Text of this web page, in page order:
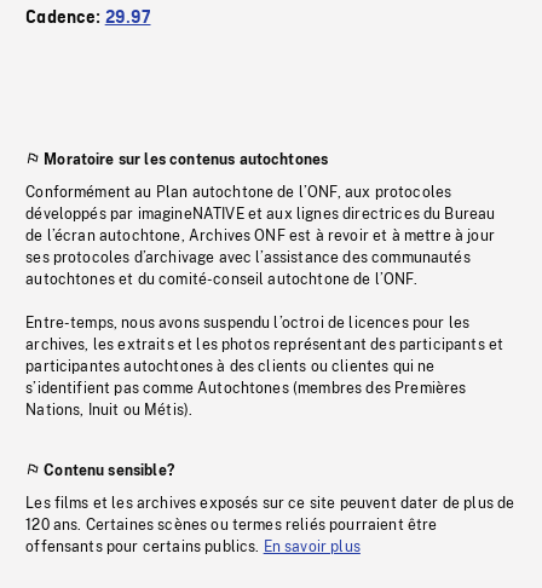
Cadence: 29.97
Moratoire sur les contenus autochtones
Conformément au Plan autochtone de l’ONF, aux protocoles
développés par imagineNATIVE et aux lignes directrices du Bureau
de l’écran autochtone, Archives ONF est à revoir et à mettre à jour
ses protocoles d’archivage avec l’assistance des communautés
autochtones et du comité-conseil autochtone de l’ONF.
Entre-temps, nous avons suspendu l’octroi de licences pour les
archives, les extraits et les photos représentant des participants et
participantes autochtones à des clients ou clientes qui ne
s’identifient pas comme Autochtones (membres des Premières
Nations, Inuit ou Métis).
Contenu sensible?
Les films et les archives exposés sur ce site peuvent dater de plus de
120 ans. Certaines scènes ou termes reliés pourraient être
offensants pour certains publics. En savoir plus